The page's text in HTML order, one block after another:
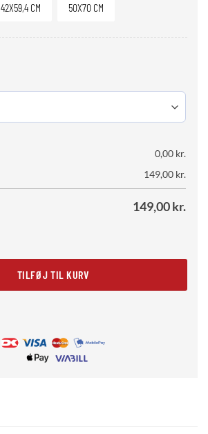
42X59,4 CM 50X70 CM
0,00 kr.
149,00 kr.
149,00kr.
TILFØJ TIL KURV